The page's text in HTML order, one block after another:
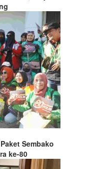
Sembako
ke-80